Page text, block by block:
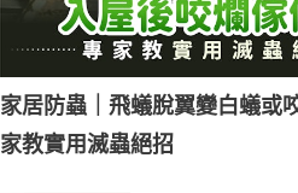
家居防蟲｜飛蟻脫翼變白蟻
家教實用滅蟲絕招